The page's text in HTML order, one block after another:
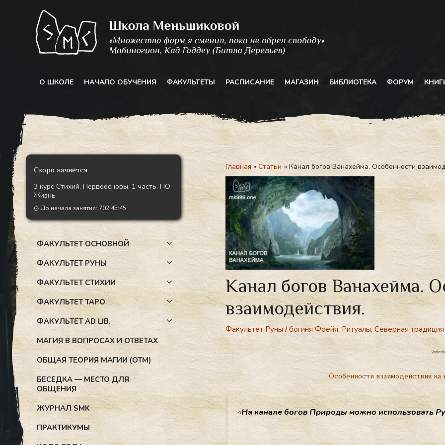
содержимому
О ШКОЛЕ НАЧАЛО ОБУЧЕНИЯ ФАКУЛЬТЕТЫ РАСПИСАНИЕ МАГАЗИН БИБЛИОТЕКА ФОРУМ
Скоро начнётся
3 курс Стихий. Первоосновы. 1 часть. ПО
Жизнь
До начала занятия: 702:45:44
ФАКУЛЬТЕТ ОСНОВНОЙ
ФАКУЛЬТЕТ РУНЫ
ФАКУЛЬТЕТ СТИХИИ
ФАКУЛЬТЕТ ТАРО
ФАКУЛЬТЕТ AD LIB.
МАГИЯ В ВОПРОСАХ И ОТВЕТАХ
ОБЩАЯ ТЕОРИЯ МАГИИ (ОТМ)
БЕСЕДКА — МЕСТО ДЛЯ
ОБЩЕНИЯ
ЖУРНАЛ SMK
ПРАКТИКУМЫ
Главная Статьи Канал богов Ванахейма. Особенности
Канал богов Ванахейма.
взаимодействия.
Факультет Руны/богиня Фрейя,Ритуалы,Северная традиция
Особенности взаимодействия на
«На ка­нале бо­гов При­роды мож­но ис­поль­зо­вать